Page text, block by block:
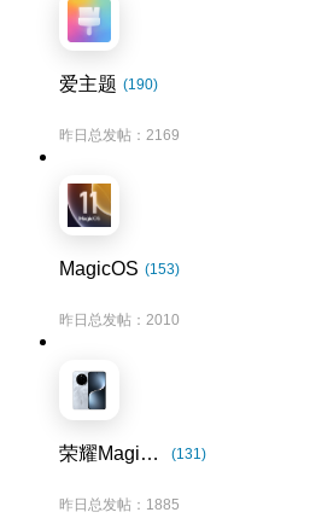
爱主题 (190)
昨日总发帖：2169
MagicOS (153)
昨日总发帖：2010
荣耀Magic7系列 (131)
昨日总发帖：1885